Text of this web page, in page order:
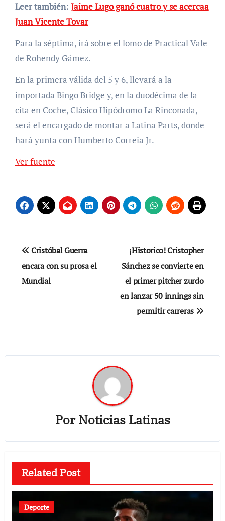
Leer también: Jaime Lugo ganó cuatro y se acercaa
Juan Vicente Tovar
Para la séptima, irá sobre el lomo de Practical Vale
de Rohendy Gámez.
En la primera válida del 5 y 6, llevará a la
importada Bingo Bridge y, en la duodécima de la
cita en Coche, Clásico Hipódromo La Rinconada,
será el encargado de montar a Latina Parts, donde
hará yunta con Humberto Correia Jr.
Ver fuente
Navegación
de
entradas
Cristóbal Guerra
encara con su prosa el
Mundial
¡Historico! Cristopher
Sánchez se convierte en
el primer pitcher zurdo
en lanzar 50 innings sin
permitir carreras
PorNoticias Latinas
Related Post
Deporte